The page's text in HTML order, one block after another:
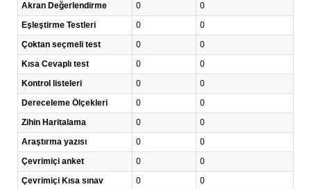
Akran Değerlendirme
0
0
Eşleştirme Testleri
0
0
Çoktan seçmeli test
0
0
Kısa Cevaplı test
0
0
Kontrol listeleri
0
0
Dereceleme Ölçekleri
0
0
Zihin Haritalama
0
0
Araştırma yazısı
0
0
Çevrimiçi anket
0
0
Çevrimiçi Kısa sınav
0
0